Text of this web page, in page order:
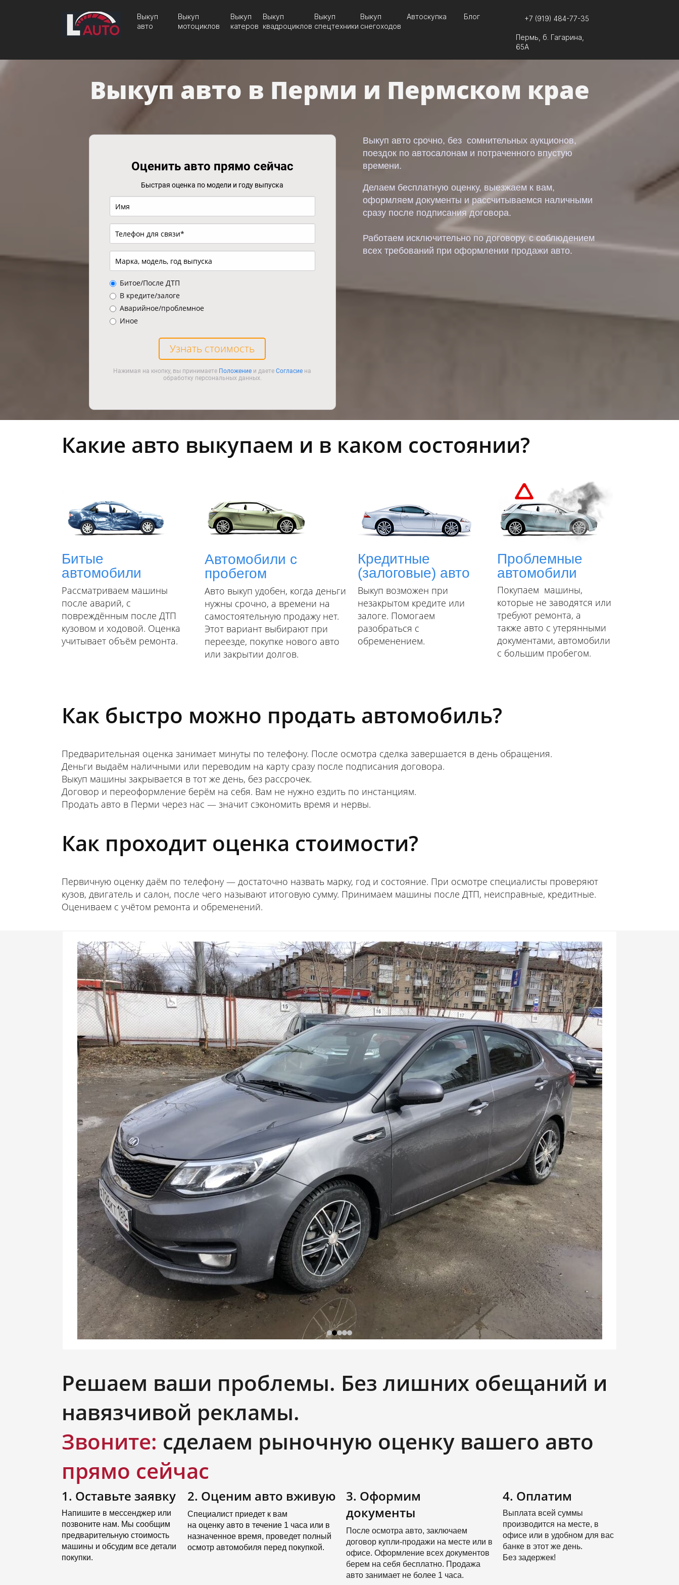
Выкуп
авто
Выкуп
мотоциклов
Выкуп
катеров
Выкуп
квадроциклов
Выкуп
спецтехники
Выкуп
снегоходов
Автоскупка Блог +7 (919) 484-77-35
Пермь, б. Гагарина,
65А
Выкуп авто в Перми и Пермском крае
Оценить авто прямо сейчас
Быстрая оценка по модели и году выпуска
Битое/После ДТП
В кредите/залоге
Аварийное/проблемное
Иное
Узнать стоимость
Нажимая на кнопку, вы принимаете Положение и даетеСогласие на
обработку персональных данных.
Выкуп авто срочно, без сомнительных аукционов,
поездок по автосалонам и потраченного впустую
времени.
Делаем бесплатную оценку, выезжаем к вам,
оформляем документы и рассчитываемся наличными
сразу после подписания договора.
Работаем исключительно по договору, с соблюдением
всех требований при оформлении продажи авто.
Какие авто выкупаем и в каком состоянии?
Битые
автомобили
Рассматриваем машины
после аварий, с
повреждённым после ДТП
кузовом и ходовой. Оценка
учитывает объём ремонта.
Автомобили с
пробегом
Авто выкуп удобен, когда деньги
нужны срочно, а времени на
самостоятельную продажу нет.
Этот вариант выбирают при
переезде, покупке нового авто
или закрытии долгов.
Кредитные
(залоговые) авто
Выкуп возможен при
незакрытом кредите или
залоге. Помогаем
разобраться с
обременением.
Проблемные
автомобили
Покупаем машины,
которые не заводятся или
требуют ремонта, а
также авто с утерянными
документами, автомобили
с большим пробегом.
Как быстро можно продать автомобиль?
Предварительная оценка занимает минуты по телефону. После осмотра сделка завершается в день обращения.
Деньги выдаём наличными или переводим на карту сразу после подписания договора.
Выкуп машины закрывается в тот же день, без рассрочек.
Договор и переоформление берём на себя. Вам не нужно ездить по инстанциям.
Продать авто в Перми через нас — значит сэкономить время и нервы.
Как проходит оценка стоимости?
Первичную оценку даём по телефону — достаточно назвать марку, год и состояние. При осмотре специалисты проверяют
кузов, двигатель и салон, после чего называют итоговую сумму. Принимаем машины после ДТП, неисправные, кредитные.
Оцениваем с учётом ремонта и обременений.
Решаем ваши проблемы. Без лишних обещаний и
навязчивой рекламы.
Звоните: сделаем рыночную оценку вашего авто
прямо сейчас
1. Оставьте заявку
Напишите в мессенджер или
позвоните нам. Мы сообщим
предварительную стоимость
машины и обсудим все детали
покупки.
2. Оценим авто вживую
Специалист приедет к вам
на оценку авто в течение 1 часа или в
назначенное время, проведет полный
осмотр автомобиля перед покупкой.
3. Оформим
документы
После осмотра авто, заключаем
договор купли-продажи на месте или в
офисе. Оформление всех документов
берем на себя бесплатно. Продажа
авто занимает не более 1 часа.
4. Оплатим
Выплата всей суммы
производится на месте, в
офисе или в удобном для вас
банке в этот же день.
Без задержек!